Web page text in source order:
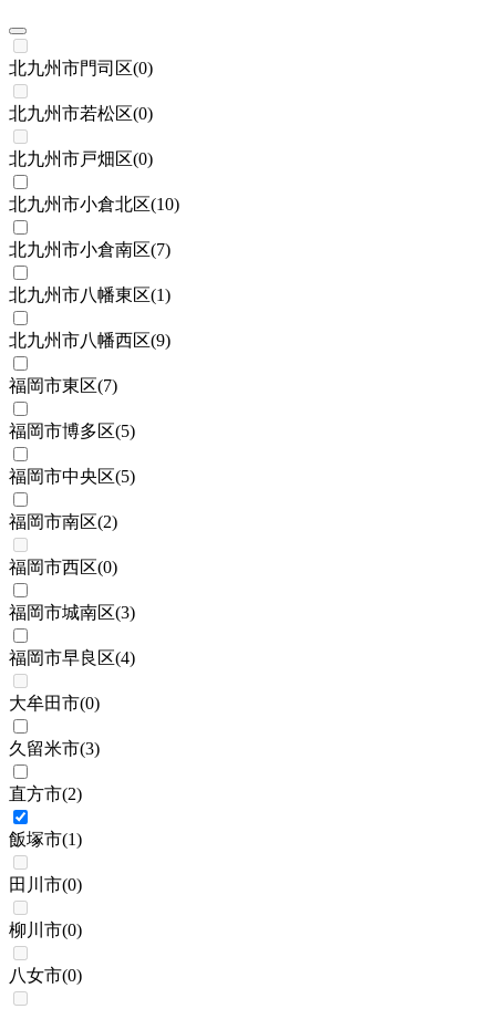
北九州市門司区(0)
北九州市若松区(0)
北九州市戸畑区(0)
北九州市小倉北区(10)
北九州市小倉南区(7)
北九州市八幡東区(1)
北九州市八幡西区(9)
福岡市東区(7)
福岡市博多区(5)
福岡市中央区(5)
福岡市南区(2)
福岡市西区(0)
福岡市城南区(3)
福岡市早良区(4)
大牟田市(0)
久留米市(3)
直方市(2)
飯塚市(1)
田川市(0)
柳川市(0)
八女市(0)